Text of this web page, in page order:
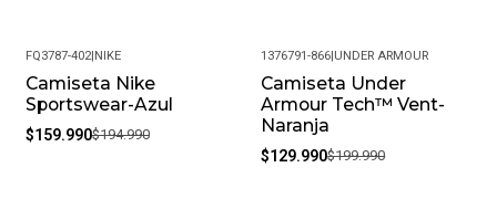
-18%
FQ3787-402|NIKE
Camiseta Nike
Sportswear-Azul
$159.990$194.990
-35%
1376791-866|UNDER ARMOUR
Camiseta Under
Armour Tech™ Vent-
Naranja
$129.990$199.990